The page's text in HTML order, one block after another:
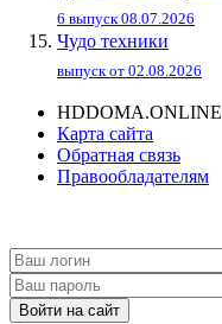
6 выпуск 08.07.2026
Чудо техники
выпуск от 02.08.2026
HDDOMA.ONLINE
Карта сайта
Обратная связь
Правообладателям
Войти на сайт